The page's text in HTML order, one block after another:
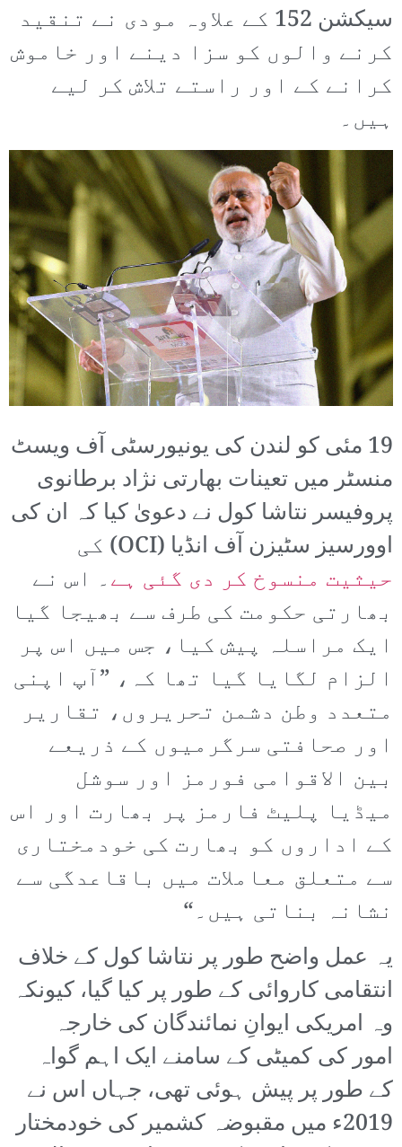
سیکشن 152 کے علاوہ مودی نے تنقید
کرنے والوں کو سزا دینے اور خاموش
کرانے کے اور راستے تلاش کر لیے
ہیں۔
19 مئی کو لندن کی یونیورسٹی آف ویسٹ
منسٹر میں تعینات بھارتی نژاد برطانوی
پروفیسر نتاشا کول نے دعویٰ کیا کہ ان کی
اوورسیز سٹیزن آف انڈیا (OCI) کی
حیثیت منسوخ کر دی گئی ہے۔ اس نے
بھارتی حکومت کی طرف سے بھیجا گیا
ایک مراسلہ پیش کیا، جس میں اس پر
الزام لگایا گیا تھا کہ، ”آپ اپنی
متعدد وطن دشمن تحریروں، تقاریر
اور صحافتی سرگرمیوں کے ذریعے
بین الاقوامی فورمز اور سوشل
میڈیا پلیٹ فارمز پر بھارت اور اس
کے اداروں کو بھارت کی خودمختاری
سے متعلق معاملات میں باقاعدگی سے
نشانہ بناتی ہیں۔“
یہ عمل واضح طور پر نتاشا کول کے خلاف
انتقامی کاروائی کے طور پر کیا گیا، کیونکہ
وہ امریکی ایوانِ نمائندگان کی خارجہ
امور کی کمیٹی کے سامنے ایک اہم گواہ
کے طور پر پیش ہوئی تھی، جہاں اس نے
2019ء میں مقبوضہ کشمیر کی خودمختار